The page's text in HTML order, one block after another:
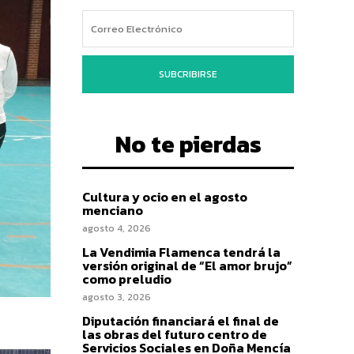
SUBCRIBIRSE
No te pierdas
Cultura y ocio en el agosto
menciano
agosto 4, 2026
La Vendimia Flamenca tendrá la
versión original de “El amor brujo”
como preludio
agosto 3, 2026
Diputación financiará el final de
las obras del futuro centro de
Servicios Sociales en Doña Mencía